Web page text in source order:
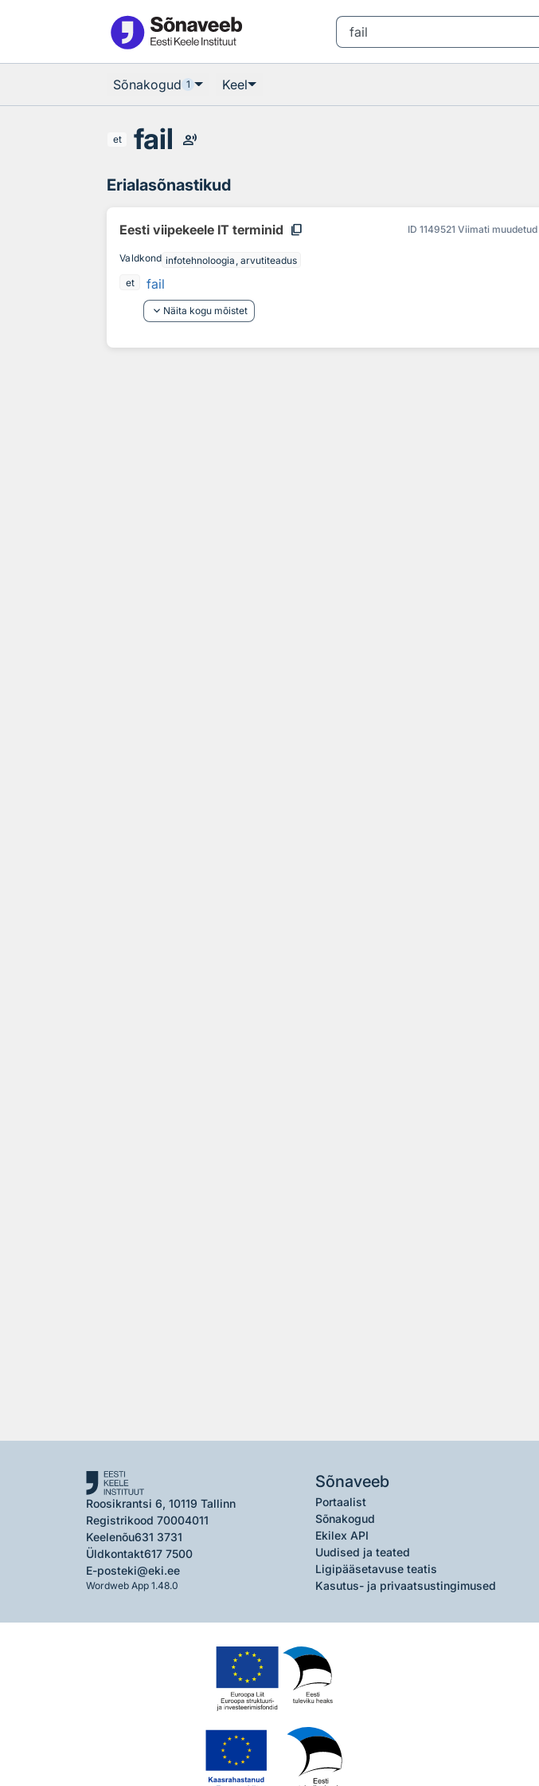
Sõnakogud 1 Keel
et fail record_voice_over
Erialasõnastikud
Eesti viipekeele IT terminid content_copy ID 1149521 Viimati muudetud
Valdkond infotehnoloogia, arvutiteadus
et
fail
keyboard_arrow_down Näita kogu mõistet
Roosikrantsi 6, 10119 Tallinn
Registrikood 70004011
Keelenõu631 3731
Üldkontakt617 7500
E-posteki@eki.ee
Wordweb App 1.48.0
Sõnaveeb
Portaalist
Sõnakogud
Ekilex API
Uudised ja teated
Ligipääsetavuse teatis
Kasutus- ja privaatsustingimused